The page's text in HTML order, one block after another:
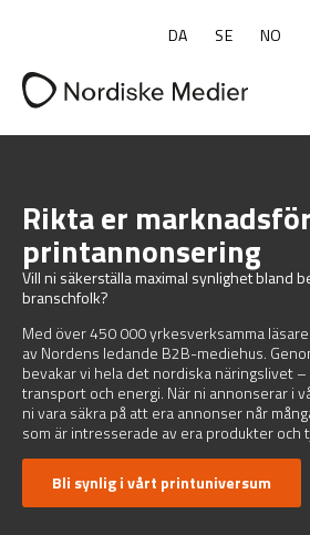
DA SE NO
Rikta er
printannonsering
Vill ni säkerställa maximal synlighet bland
branschfolk?
Med över 450 000 yrkesverksamma
av Nordens ledande B2B-mediehus.
bevakar vi hela det nordiska näringslivet
transport och energi. När ni annonserar i
ni vara säkra på att era annonser når
som är intresserade av era produkter och
Bli synlig i vårt printuniversum